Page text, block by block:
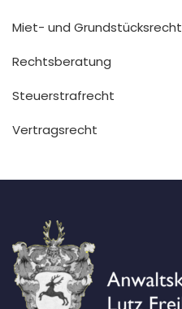
Miet- und Grundstücksrecht
Rechtsberatung
Steuerstrafrecht
Vertragsrecht